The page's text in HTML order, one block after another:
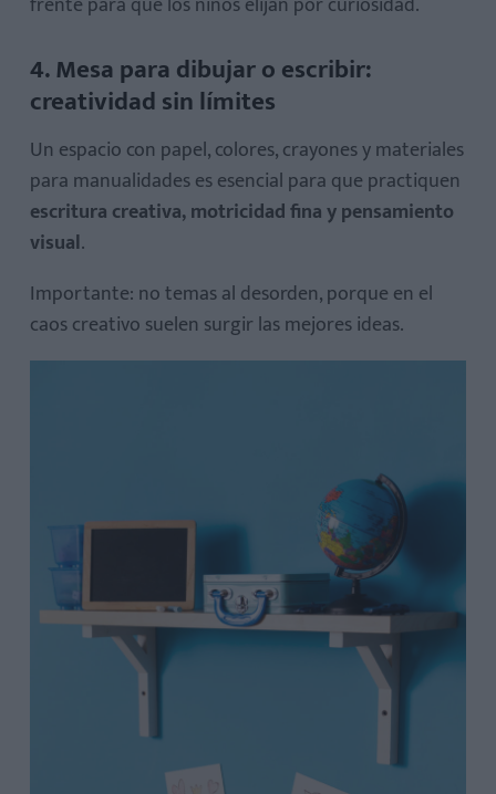
4. Mesa para dibujar o escribir:
creatividad sin límites
Un espacio con papel, colores, crayones y materiales
para manualidades es esencial para que practiquen
escritura creativa, motricidad fina y pensamiento
visual.
Importante: no temas al desorden, porque en el
caos creativo suelen surgir las mejores ideas.